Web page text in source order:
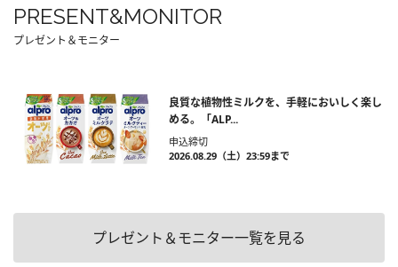
PRESENT&MONITOR
プレゼント＆モニター
良質な植物性ミルクを、手軽においしく楽し
める。「ALP...
申込締切
2026.08.29（土）23:59まで
プレゼント＆モニター一覧を見る